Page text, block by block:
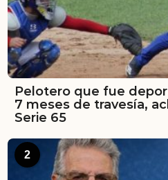
Pelotero que fue
7 meses de travesía,
Serie 65
2